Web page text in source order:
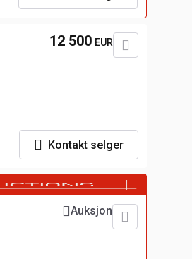
12 500 EUR
Kontakt selger
Auksjon